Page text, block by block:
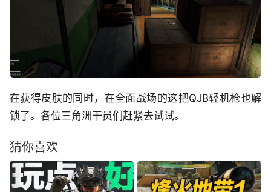
在获得皮肤的同时，在全面战场的这把QJB轻机枪也解
锁了。各位三角洲干员们赶紧去试试。
猜你喜欢